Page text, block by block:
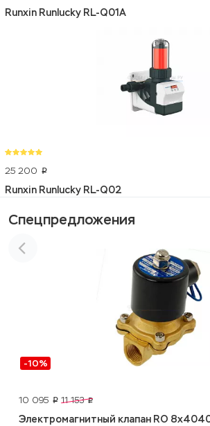
Runxin Runlucky RL-Q01A
25 200 p
Runxin Runlucky RL-Q02
Спецпредложения
-10%
10 095 p 11 153 p
Электромагнитный клапан RO